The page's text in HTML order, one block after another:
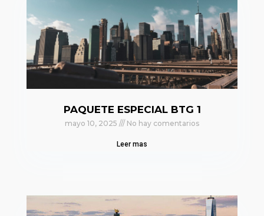
PAQUETE ESPECIAL BTG 1
mayo 10, 2025 No hay comentarios
Leer mas